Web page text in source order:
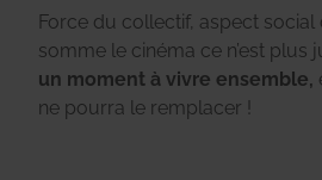
Force du collectif, aspect social
somme le cinéma ce n’est plus
un moment à vivre ensemble,
ne pourra le remplacer !